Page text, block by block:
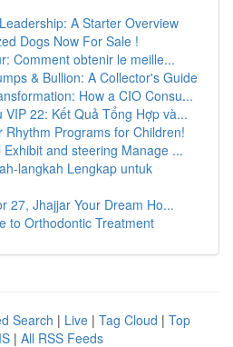
A Starter Overview
Dogs Now For Sale !
Comment obtenir le meille...
& Bullion: A Collector's Guide
How a CIO Consu...
VIP 22: Kết Quả Tổng Hợp và...
Rhythm Programs for Children!
and steering Manage ...
langkah Lengkap untuk
27, Jhajjar Your Dream Ho...
to Orthodontic Treatment
Search | Live | Tag Cloud | Top
| All RSS Feeds